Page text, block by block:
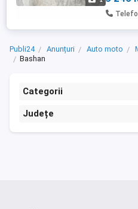
Publi24 Anunțuri Auto moto
Bashan
Categorii
Județe